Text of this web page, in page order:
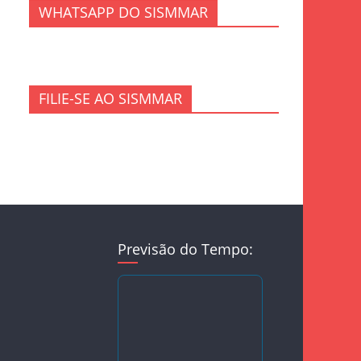
WHATSAPP DO SISMMAR
FILIE-SE AO SISMMAR
Previsão do Tempo: